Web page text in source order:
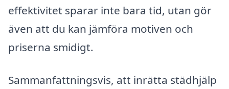
effektivitet sparar inte bara tid, utan gör
även att du kan jämföra motiven och
priserna smidigt.
Sammanfattningsvis, att inrätta städhjälp